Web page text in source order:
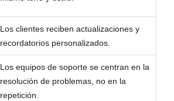
Los clientes reciben actualizaciones y
recordatorios personalizados.
Los equipos de soporte se centran en la
resolución de problemas, no en la
repetición.